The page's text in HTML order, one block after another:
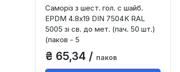
Саморіз з шест. гол. с шайб.
EPDM 4.8х19 DIN 7504K RAL
5005 зі св. до мет. (пач. 50 шт.)
(паков - 5
₴ 65,34 / паков